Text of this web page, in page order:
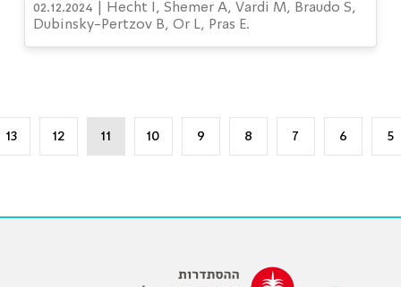
02.12.2024 | Hecht I, Shemer A, Vardi M, Braudo S,
Dubinsky-Pertzov B, Or L, Pras E.
5
6
7
8
9
10
11
12
13